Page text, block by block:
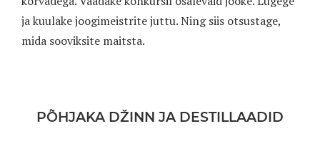
ja kuulake joogimeistrite juttu. Ning siis otsustage,
mida sooviksite maitsta.
PÕHJAKA DŽINN JA DESTILLAADID